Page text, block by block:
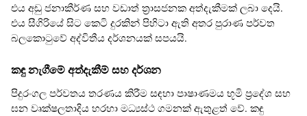
එය අඩු ජනාකීර්ණ සහ වඩාත් ත්‍රාසජනක අත්දැකීමක් ලබා දෙයි.
එය සීගිරියේ සිට කෙටි දුරකින් පිහිටා ඇති අතර පුරාණ පර්වත
බලකොටුවේ අද්විතීය දර්ශනයක් සපයයි.
කඳු නැගීමේ අත්දැකීම් සහ දර්ශන
පිදුරංගල පර්වතය තරණය කිරීම සඳහා පාෂාණමය භූමි ප්‍රදේශ සහ
ඝන වෘක්ෂලතාදිය හරහා මධ්‍යස්ථ ගමනක් ඇතුළත් වේ. කඳු